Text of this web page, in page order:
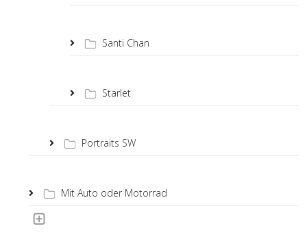
Santi Chan
Starlet
Portraits SW
Mit Auto oder Motorrad